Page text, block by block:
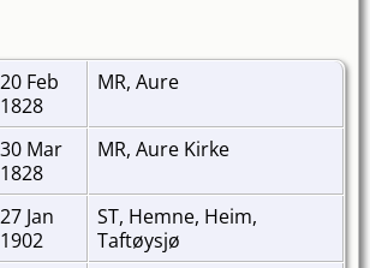
20 Feb
1828
MR, Aure
30 Mar
1828
MR, Aure Kirke
27 Jan
1902
ST, Hemne, Heim,
Taftøysjø